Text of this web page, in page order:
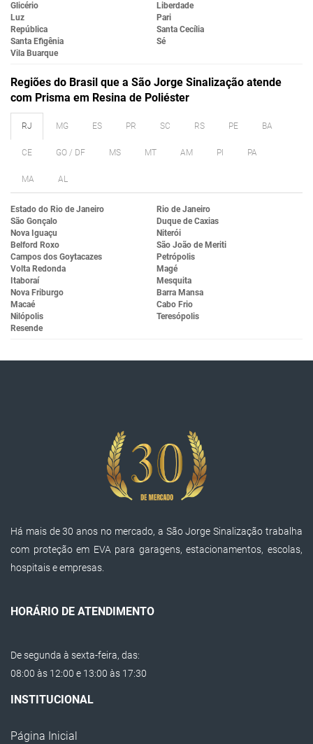
Glicério
Liberdade
Luz
Pari
República
Santa Cecília
Santa Efigênia
Sé
Vila Buarque
Regiões do Brasil que a São Jorge Sinalização atende
com Prisma em Resina de Poliéster
RJ MG ES PR SC RS PE BA
CE GO / DF MS MT AM PI PA
MA AL
Estado do Rio de Janeiro
Rio de Janeiro
São Gonçalo
Duque de Caxias
Nova Iguaçu
Niterói
Belford Roxo
São João de Meriti
Campos dos Goytacazes
Petrópolis
Volta Redonda
Magé
Itaboraí
Mesquita
Nova Friburgo
Barra Mansa
Macaé
Cabo Frio
Nilópolis
Teresópolis
Resende
Há mais de 30 anos no mercado, a São Jorge Sinalização trabalha
com proteção em EVA para garagens, estacionamentos, escolas,
hospitais e empresas.
HORÁRIO DE ATENDIMENTO
De segunda à sexta-feira, das:
08:00 às 12:00 e 13:00 às 17:30
INSTITUCIONAL
Página Inicial